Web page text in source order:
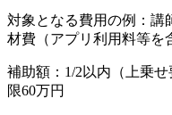
対象となる費用の例：講
材費（アプリ利用料等を
補助額：1/2以内（上乗
限60万円